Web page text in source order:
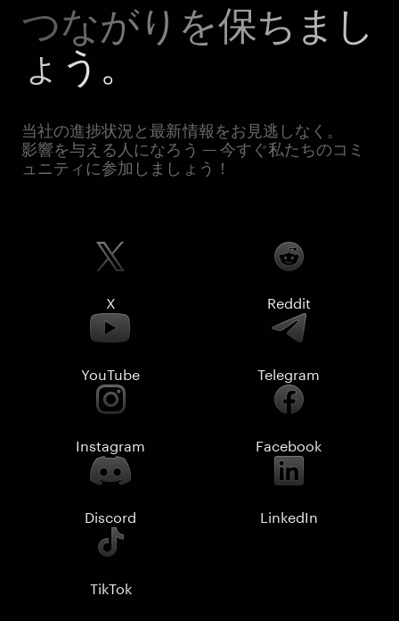
つながりを保ちまし
ょう。
当社の進捗状況と最新情報をお見逃しなく。
影響を与える人になろう — 今すぐ私たちのコミ
ュニティに参加しましょう！
X Reddit
YouTube Telegram
Instagram Facebook
Discord LinkedIn
TikTok